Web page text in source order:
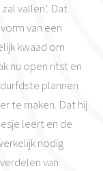
vallen’. Dat
van een
kwaad om
nu open ritst en
plannen
te maken. Dat hij
leert en de
nodig
van